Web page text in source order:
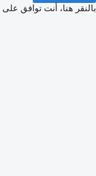
بالنقر هنا، أنت توافق على